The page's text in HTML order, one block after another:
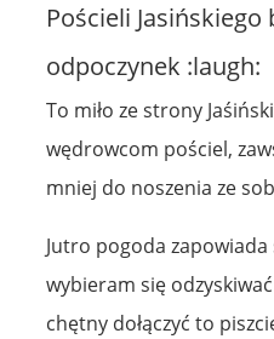
Pościeli
odpoczynek :laugh:
To miło ze strony
wędrowcom pościel,
mniej do noszenia ze
Jutro pogoda
wybieram się
chętny dołączyć to